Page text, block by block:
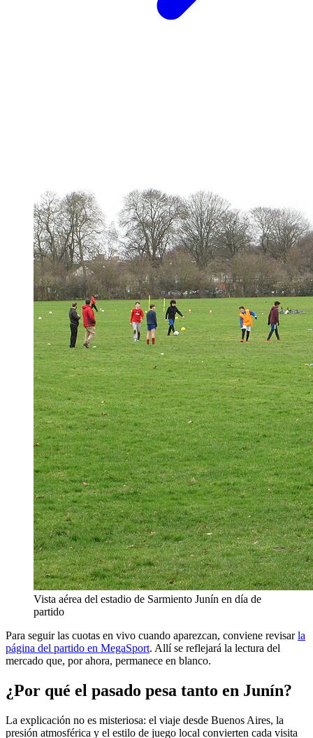
Vista aérea del estadio de Sarmiento Junín en día de
partido
Para seguir las cuotas en vivo cuando aparezcan, conviene revisarla
página del partido en MegaSport. Allí se reflejará la lectura del
mercado que, por ahora, permanece en blanco.
¿Por qué el pasado pesa tanto en Junín?
La explicación no es misteriosa: el viaje desde Buenos Aires, la
presión atmosférica y el estilo de juego local convierten cada visita